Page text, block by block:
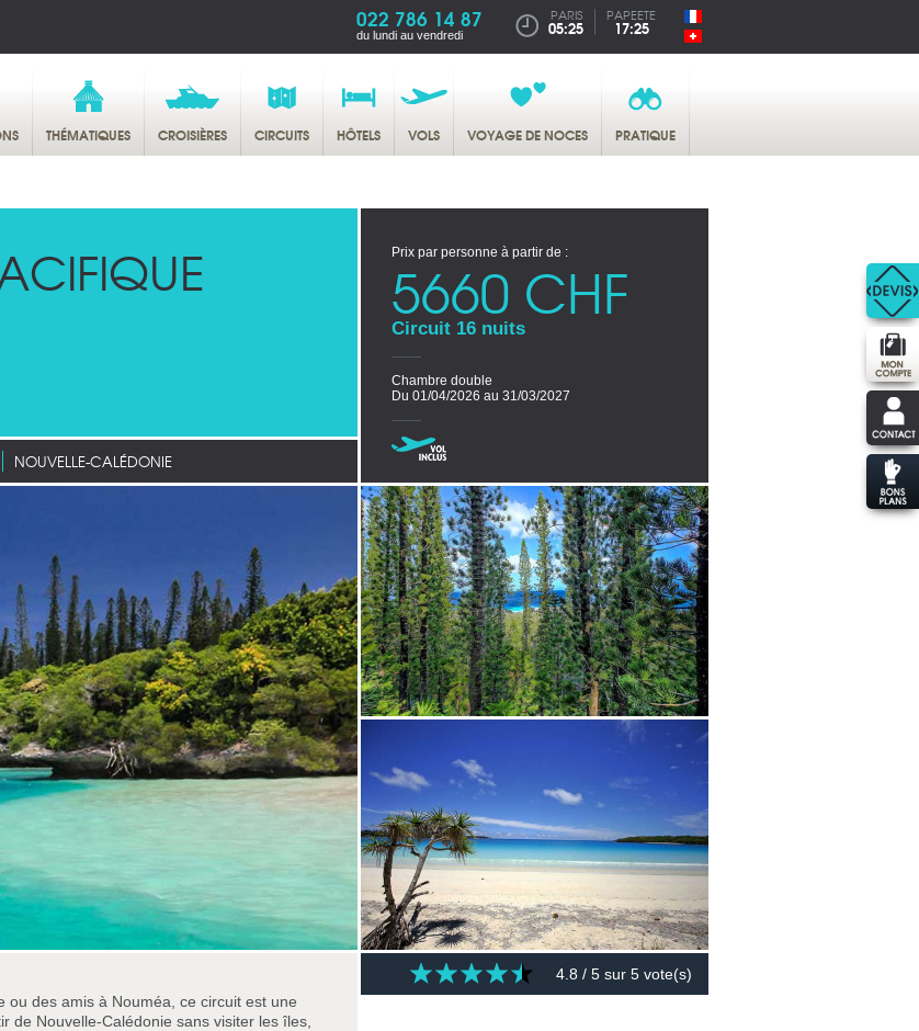
022 786 14 87
du lundi au vendredi
PARIS
05:25
PAPEETE
17:25
THÉMATIQUES CROISIÈRES CIRCUITS HÔTELS VOLS VOYAGE DE NOCES PRATIQUE
NOUVELLE-CALÉDONIE
Prix par personne à partir de :
5660 CHF
Circuit 16 nuits
Chambre double
Du 01/04/2026 au 31/03/2027
des amis à Nouméa, ce circuit est une
de Nouvelle-Calédonie sans visiter les îles,
4.8 / 5 sur 5 vote(s)